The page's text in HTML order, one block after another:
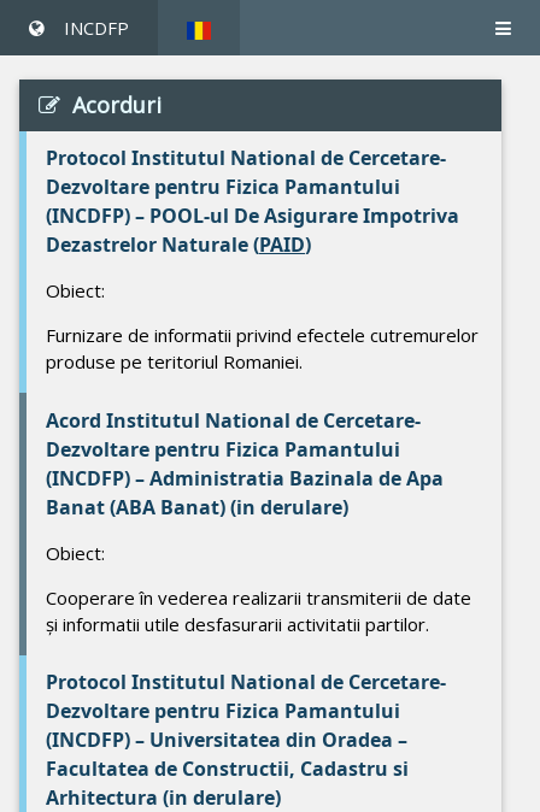
INCDFP
Acorduri
Protocol Institutul National de Cercetare-
Dezvoltare pentru Fizica Pamantului
(INCDFP) – POOL-ul De Asigurare Impotriva
Dezastrelor Naturale (PAID)
Obiect:
Furnizare de informatii privind efectele cutremurelor
produse pe teritoriul Romaniei.
Acord Institutul National de Cercetare-
Dezvoltare pentru Fizica Pamantului
(INCDFP) – Administratia Bazinala de Apa
Banat (ABA Banat) (in derulare)
Obiect:
Cooperare în vederea realizarii transmiterii de date
și informatii utile desfasurarii activitatii partilor.
Protocol Institutul National de Cercetare-
Dezvoltare pentru Fizica Pamantului
(INCDFP) – Universitatea din Oradea –
Facultatea de Constructii, Cadastru si
Arhitectura (in derulare)